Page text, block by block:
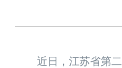
近日，江苏省第